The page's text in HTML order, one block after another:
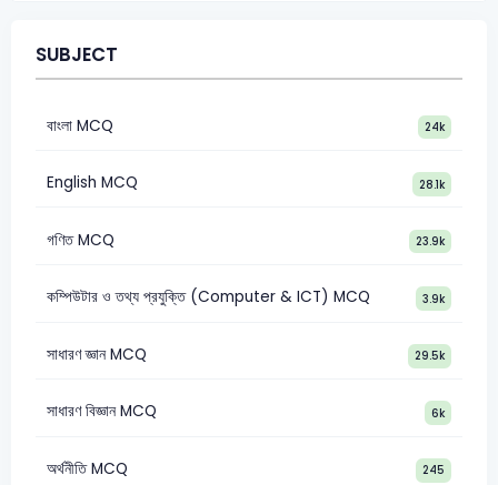
SUBJECT
বাংলা MCQ 24k
English MCQ 28.1k
গণিত MCQ 23.9k
কম্পিউটার ও তথ্য প্রযুক্তি (Computer & ICT) MCQ 3.9k
সাধারণ জ্ঞান MCQ 29.5k
সাধারণ বিজ্ঞান MCQ 6k
অর্থনীতি MCQ 245